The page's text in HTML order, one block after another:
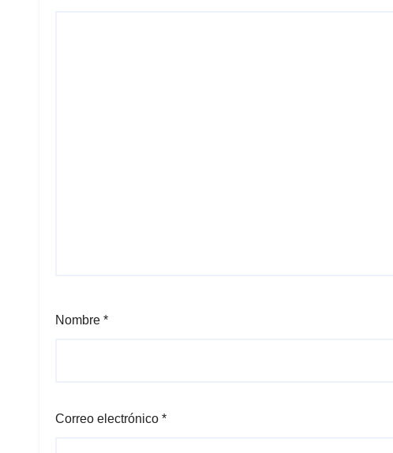
Nombre *
Correo electrónico *